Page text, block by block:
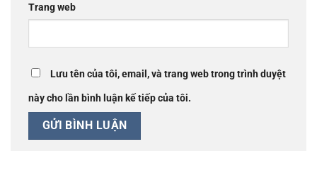
Trang web
Lưu tên của tôi, email, và trang web trong trình duyệt
này cho lần bình luận kế tiếp của tôi.